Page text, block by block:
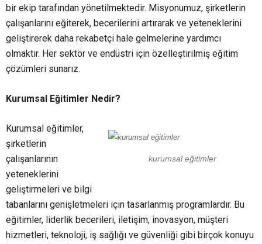
bir ekip tarafından yönetilmektedir. Misyonumuz, şirketlerin
çalışanlarını eğiterek, becerilerini artırarak ve yeteneklerini
geliştirerek daha rekabetçi hale gelmelerine yardımcı
olmaktır. Her sektör ve endüstri için özelleştirilmiş eğitim
çözümleri sunarız.
Kurumsal Eğitimler Nedir?
kurumsal eğitimler
Kurumsal eğitimler,
şirketlerin
çalışanlarının
yeteneklerini
geliştirmeleri ve bilgi
tabanlarını genişletmeleri için tasarlanmış programlardır. Bu
eğitimler, liderlik becerileri, iletişim, inovasyon, müşteri
hizmetleri, teknoloji, iş sağlığı ve güvenliği gibi birçok konuyu